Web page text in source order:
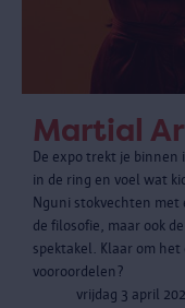
Martial
De expo trekt je
in de ring en voel wat
Nguni stokvechten met
de filosofie, maar ook
spektakel. Klaar om
vooroordelen?
vrijdag 3 april